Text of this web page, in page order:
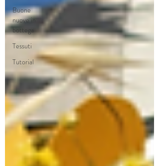
Buone
nuove in
bottega
Tessuti
Tutorial